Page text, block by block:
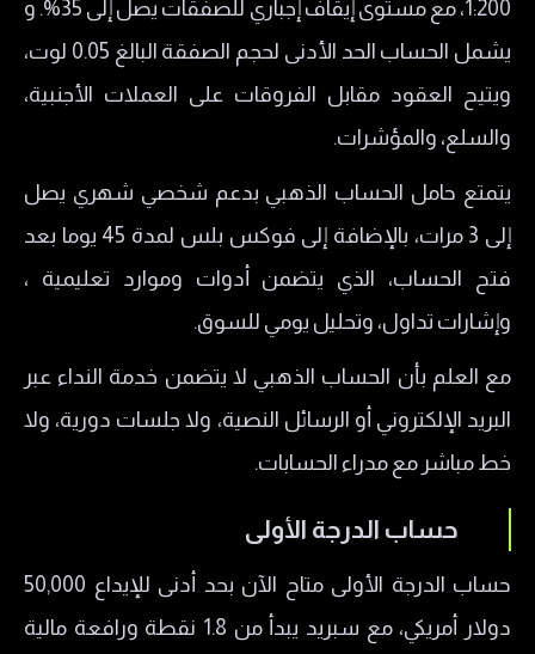
1:200، مع مستوى إيقاف إجباري للصفقات يصل إلى 35%. و
يشمل الحساب الحد الأدنى لحجم الصفقة البالغ 0.05 لوت،
ويتيح العقود مقابل الفروقات على العملات الأجنبية،
والسلع، والمؤشرات.
يتمتع حامل الحساب الذهبي بدعم شخصي شهري يصل
إلى 3 مرات، بالإضافة إلى فوكس بلس لمدة 45 يوما بعد
فتح الحساب، الذي يتضمن أدوات وموارد تعليمية ،
وإشارات تداول، وتحليل يومي للسوق.
مع العلم بأن الحساب الذهبي لا يتضمن خدمة النداء عبر
البريد الإلكتروني أو الرسائل النصية، ولا جلسات دورية، ولا
خط مباشر مع مدراء الحسابات.
حساب الدرجة الأولى
حساب الدرجة الأولى متاح الآن بحد أدنى للإيداع 50,000
دولار أمريكي، مع سبريد يبدأ من 1.8 نقطة ورافعة مالية